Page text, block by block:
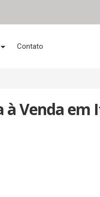
Contato
à Venda em